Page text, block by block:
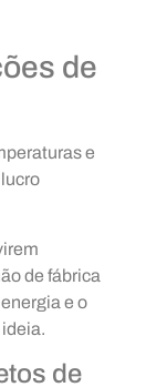
de
e
de fábrica
e o
de